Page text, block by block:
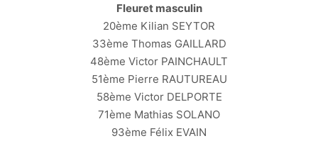
Fleuret masculin
20ème Kilian SEYTOR
33ème Thomas GAILLARD
48ème Victor PAINCHAULT
51ème Pierre RAUTUREAU
58ème Victor DELPORTE
71ème Mathias SOLANO
93ème Félix EVAIN